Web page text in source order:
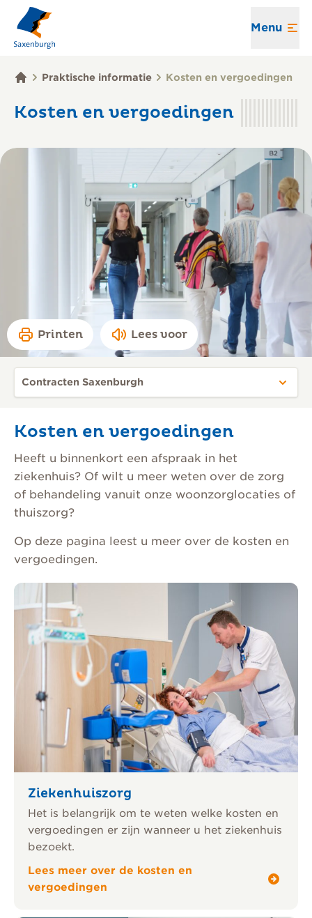
Menu
Praktische informatie Kosten en vergoedingen
Kosten en vergoedingen
Printen Lees voor
Kosten en vergoedingen
Heeft u binnenkort een afspraak in het
ziekenhuis? Of wilt u meer weten over de zorg
of behandeling vanuit onze woonzorglocaties of
thuiszorg?
Op deze pagina leest u meer over de kosten en
vergoedingen.
Ziekenhuiszorg
Het is belangrijk om te weten welke kosten en
vergoedingen er zijn wanneer u het ziekenhuis
bezoekt.
Lees meer over de kosten en
vergoedingen